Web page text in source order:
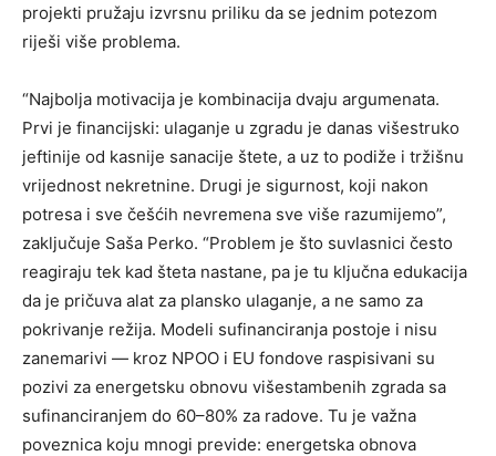
projekti pružaju izvrsnu priliku da se jednim potezom
riješi više problema.
“Najbolja motivacija je kombinacija dvaju argumenata.
Prvi je financijski: ulaganje u zgradu je danas višestruko
jeftinije od kasnije sanacije štete, a uz to podiže i tržišnu
vrijednost nekretnine. Drugi je sigurnost, koji nakon
potresa i sve češćih nevremena sve više razumijemo”,
zaključuje Saša Perko. “Problem je što suvlasnici često
reagiraju tek kad šteta nastane, pa je tu ključna edukacija
da je pričuva alat za plansko ulaganje, a ne samo za
pokrivanje režija. Modeli sufinanciranja postoje i nisu
zanemarivi — kroz NPOO i EU fondove raspisivani su
pozivi za energetsku obnovu višestambenih zgrada sa
sufinanciranjem do 60–80% za radove. Tu je važna
poveznica koju mnogi previde: energetska obnova